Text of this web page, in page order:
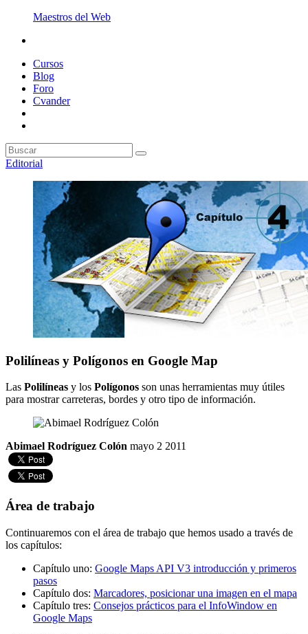
Maestros del Web
Cursos
Blog
Foro
Cvander
Editorial
Polilíneas y Polígonos en Google Map
Las Polilíneas y los Polígonos son unas herramientas muy útiles
para mostrar carreteras, bordes y otro tipo de información.
Abimael Rodríguez Colón mayo 2 2011
Área de trabajo
Continuaremos con el área de trabajo que hemos usado a través de
los capítulos:
Capítulo uno: Google Maps API V3 introducción y primeros
pasos
Capítulo dos: Marcadores, posicionar una imagen en el mapa
Capítulo tres: Consejos prácticos para el InfoWindow en
Google Maps